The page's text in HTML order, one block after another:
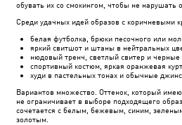
обувать их со смокингом, чтобы не нарушать
Среди удачных идей образов с коричневыми
белая футболка, брюки песочного или
яркий свитшот и штаны в нейтральных
нюдовый тренч, светлый свитер и
спортивный костюм, яркая оранжевая
худи в пастельных тонах и обычные
Вариантов множество. Оттенок, который
не ограничивает в выборе подходящего
сочетается с белым, бежевым, синим,
золотым.